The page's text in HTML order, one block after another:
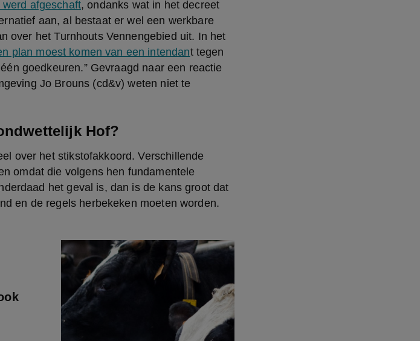
afgeschaft, ondanks wat in het decreet
aan, al bestaat er wel een werkbare
over het Turnhouts Vennengebied uit. In het
plan moest komen van een intendant tegen
goedkeuren.” Gevraagd naar een reactie
Jo Brouns (cd&v) weten niet te
Hof?
over het stikstofakkoord. Verschillende
omdat die volgens hen fundamentele
het geval is, dan is de kans groot dat
en de regels herbekeken moeten worden.